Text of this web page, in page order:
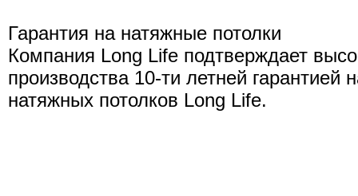
Гарантия на натяжные потолки
Компания Long Life подтверждает
производства 10-ти летней
натяжных потолков Long Life.